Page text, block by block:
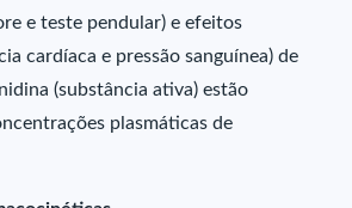
e teste pendular) e efeitos
cardíaca e pressão sanguínea) de
(substância ativa) estão
plasmáticas de